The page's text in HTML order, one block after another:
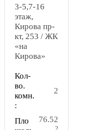
3-5,7-16
этаж,
Кирова пр-
кт, 253 / ЖК
«на
Кирова»
Кол-
во.
комн.
:
2
Пло
76.52